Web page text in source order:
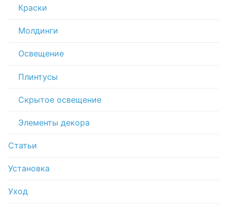
Краски
Молдинги
Освещение
Плинтусы
Скрытое освещение
Элементы декора
Статьи
Установка
Уход